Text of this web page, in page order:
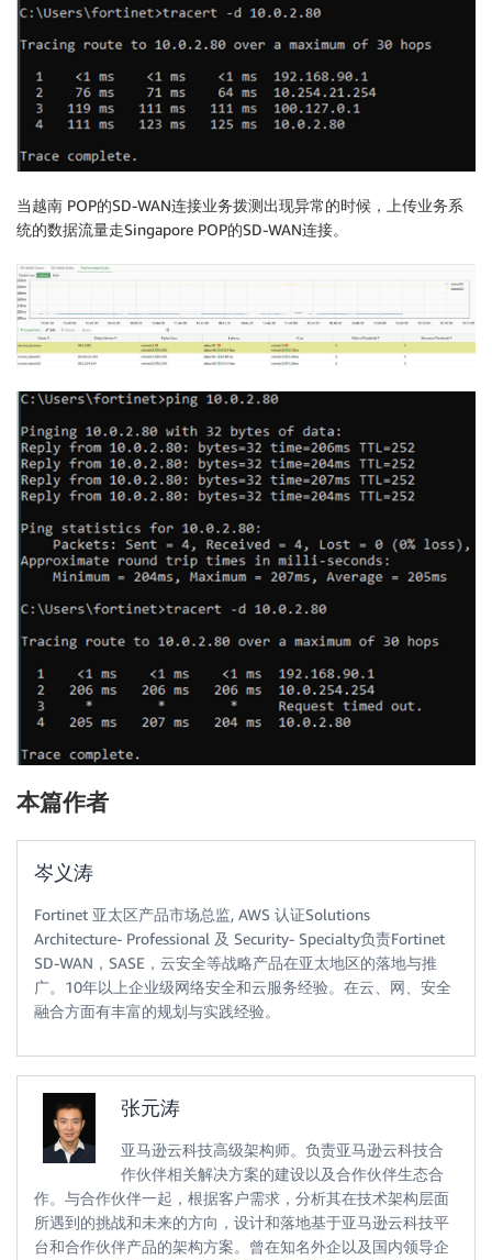
当越南 POP的SD-WAN连接业务拨测出现异常的时候，上传业务系
统的数据流量走Singapore POP的SD-WAN连接。
本篇作者
岑义涛
Fortinet 亚太区产品市场总监, AWS 认证Solutions
Architecture- Professional 及 Security- Specialty负责Fortinet
SD-WAN，SASE，云安全等战略产品在亚太地区的落地与推
广。10年以上企业级网络安全和云服务经验。在云、网、安全
融合方面有丰富的规划与实践经验。
张元涛
亚马逊云科技高级架构师。负责亚马逊云科技合
作伙伴相关解决方案的建设以及合作伙伴生态合
作。与合作伙伴一起，根据客户需求，分析其在技术架构层面
所遇到的挑战和未来的方向，设计和落地基于亚马逊云科技平
台和合作伙伴产品的架构方案。曾在知名外企以及国内领导企